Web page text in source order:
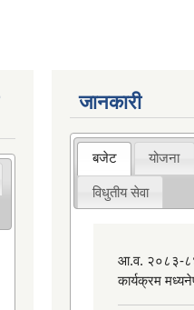
जानकारी
बजेट योजना
विधुतीय सेवा
आ.व. २०८३-८४
कार्यक्रम